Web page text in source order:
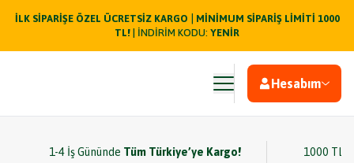
İLK SİPARİŞE ÖZEL ÜCRETSİZ KARGO
MİNİMUM SİPARİŞ LİMİTİ 1000
TL! | İNDİRİM KODU: YENİR
Hesabım
1-4 İş Gününde Tüm Türkiye’ye Kargo! 1000 TL